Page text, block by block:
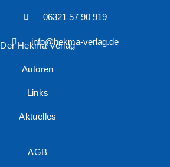
06321 57 90 919
info@hekma-verlag.de
Der Hekma Verlag
Autoren
Links
Aktuelles
AGB